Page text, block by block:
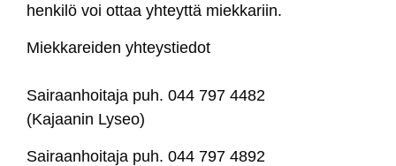
hen­ki­lö voi ot­taa yh­teyt­tä miek­ka­riin.
Miek­ka­rei­den yh­teys­tie­dot
Sai­raan­hoi­ta­ja puh. 044 797 4482
(Ka­jaa­nin Ly­seo)
Sai­raan­hoi­ta­ja puh. 044 797 4892